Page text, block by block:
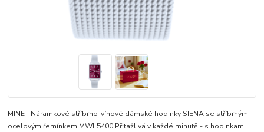
MINET Náramkové stříbrno-vínové dámské hodinky SIENA se stříbrným
ocelovým řemínkem MWL5400 Přitažlivá v každé minutě - s hodinkami